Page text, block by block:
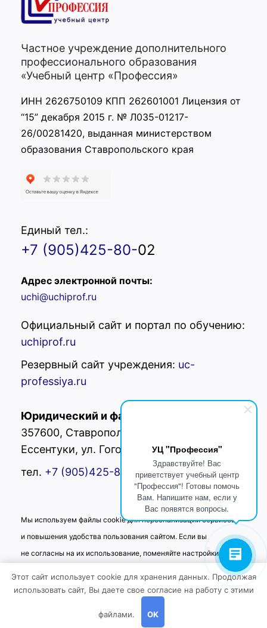
УЦ "Профессия"
Здравствуйте! Вас
приветствует учебный центр
"Профессия"! Готовы помочь
Вам. Напишите нам, если у
Вас появятся вопросы.
Частное учреждение дополнительного
профессионального образования
«Учебный центр «Профессия»
ИНН 2626750109 КПП 262601001 Лицензия от
“15” декабря 2015 г. № Л035-01217-
26/00281420, выданная министерством
образования Ставропольского края
Единый тел.:
+7 (905)425-80-02
Адрес электронной почты:
uchi@uchiprof.ru
Официальный сайт и портал по обучению:
uchiprof.ru
Резервный сайт учреждения: uc-
professiya.ru
Юридический и фактический адрес:
357600, Ставропольский край, г.
Ессентуки, ул. Гоголя 42
тел. +7 (905)425-80- 02
Мы используем файлы cookie для персонализации сервисов
и повышения удобства пользования сайтом. Если вы
не согласны на их использование, поменяйте настройки
Этот сайт использует cookie для хранения данных. Продолжая
использовать сайт, Вы даете свое согласие на работу с этими
файлами. OK